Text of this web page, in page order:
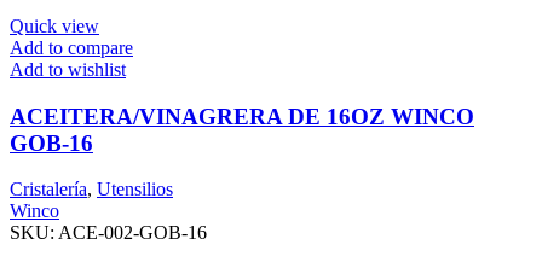
Quick view
Add to compare
Add to wishlist
ACEITERA/VINAGRERA DE 16OZ WINCO
GOB-16
Cristalería, Utensilios
Winco
SKU: ACE-002-GOB-16